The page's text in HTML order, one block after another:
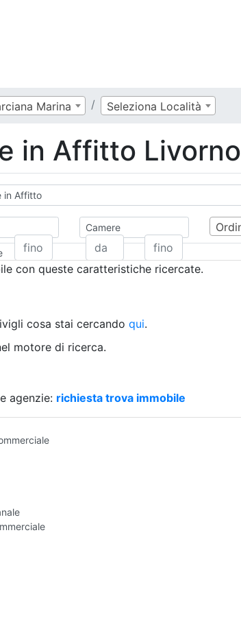
Marina Seleziona Località
in Affitto Livorno
in Affitto
Camere
con queste caratteristiche ricercate.
cosa stai cercando qui.
motore di ricerca.
agenzie: richiesta trova immobile